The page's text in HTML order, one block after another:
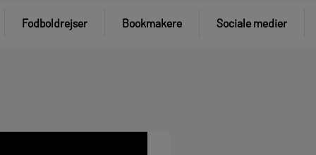
Fodboldrejser Bookmakere Sociale medier